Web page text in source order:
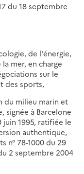
du 18 septembre
de l'énergie,
mer, en charge
sur le
des sports,
du milieu marin et
signée à Barcelone
juin 1995, ratifiée le
authentique,
n° 78-1000 du 29
2 septembre 2004